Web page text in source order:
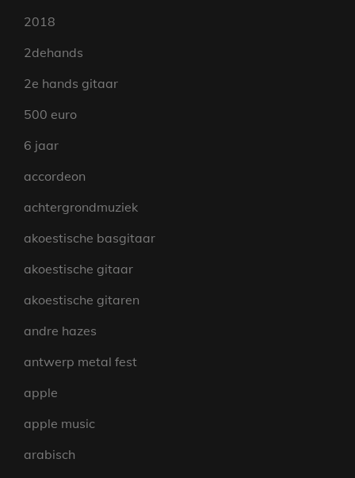
2018
2dehands
2e hands gitaar
500 euro
6 jaar
accordeon
achtergrondmuziek
akoestische basgitaar
akoestische gitaar
akoestische gitaren
andre hazes
antwerp metal fest
apple
apple music
arabisch